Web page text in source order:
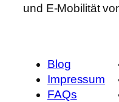
und E-Mobilität
Blog
Impressum
FAQs